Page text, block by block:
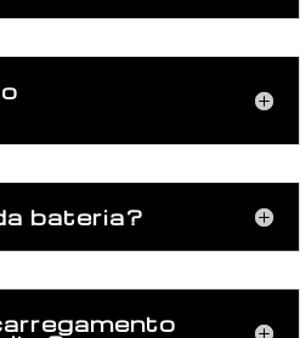
bateria?